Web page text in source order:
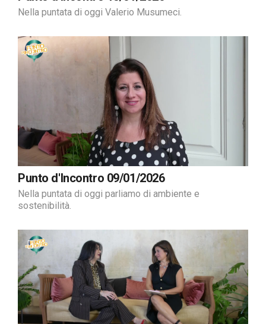
Nella puntata di oggi Valerio Musumeci.
Punto d'Incontro 09/01/2026
Nella puntata di oggi parliamo di ambiente e
sostenibilità.